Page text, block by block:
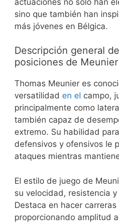
sino que también han
más jóvenes en Bélgica.
Descripción general
posiciones de Meunier
Thomas Meunier es
versatilidad en el campo,
principalmente como
también capaz de
extremo. Su habilidad
defensivos y ofensivos le
ataques mientras
El estilo de juego de
su velocidad, resistencia
Destaca en hacer
proporcionando amplitud